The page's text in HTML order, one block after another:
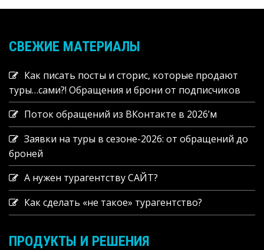
СВЕЖИЕ МАТЕРИАЛЫ
Как писать посты и сторис, которые продают
туры…сами?! Обращения и брони от подписчиков
Поток обращений из ВКонтакте в 2026’м
Заявки на туры в сезоне-2026: от обращений до
броней
А нужен турагентству САЙТ?
Как сделать «не такое» турагентство?
ПРОДУКТЫ И РЕШЕНИЯ